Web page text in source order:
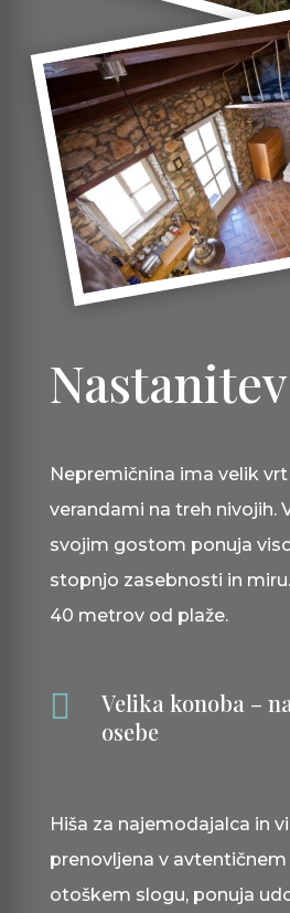
Nastanitev
Nepremičnina ima velik vrt
verandami na treh nivojih.
svojim gostom ponuja
stopnjo zasebnosti in
40 metrov od plaže.

Velika konoba –
osebe
Hiša za najemodajalca in
prenovljena v avtentičnem
otoškem slogu, ponuja